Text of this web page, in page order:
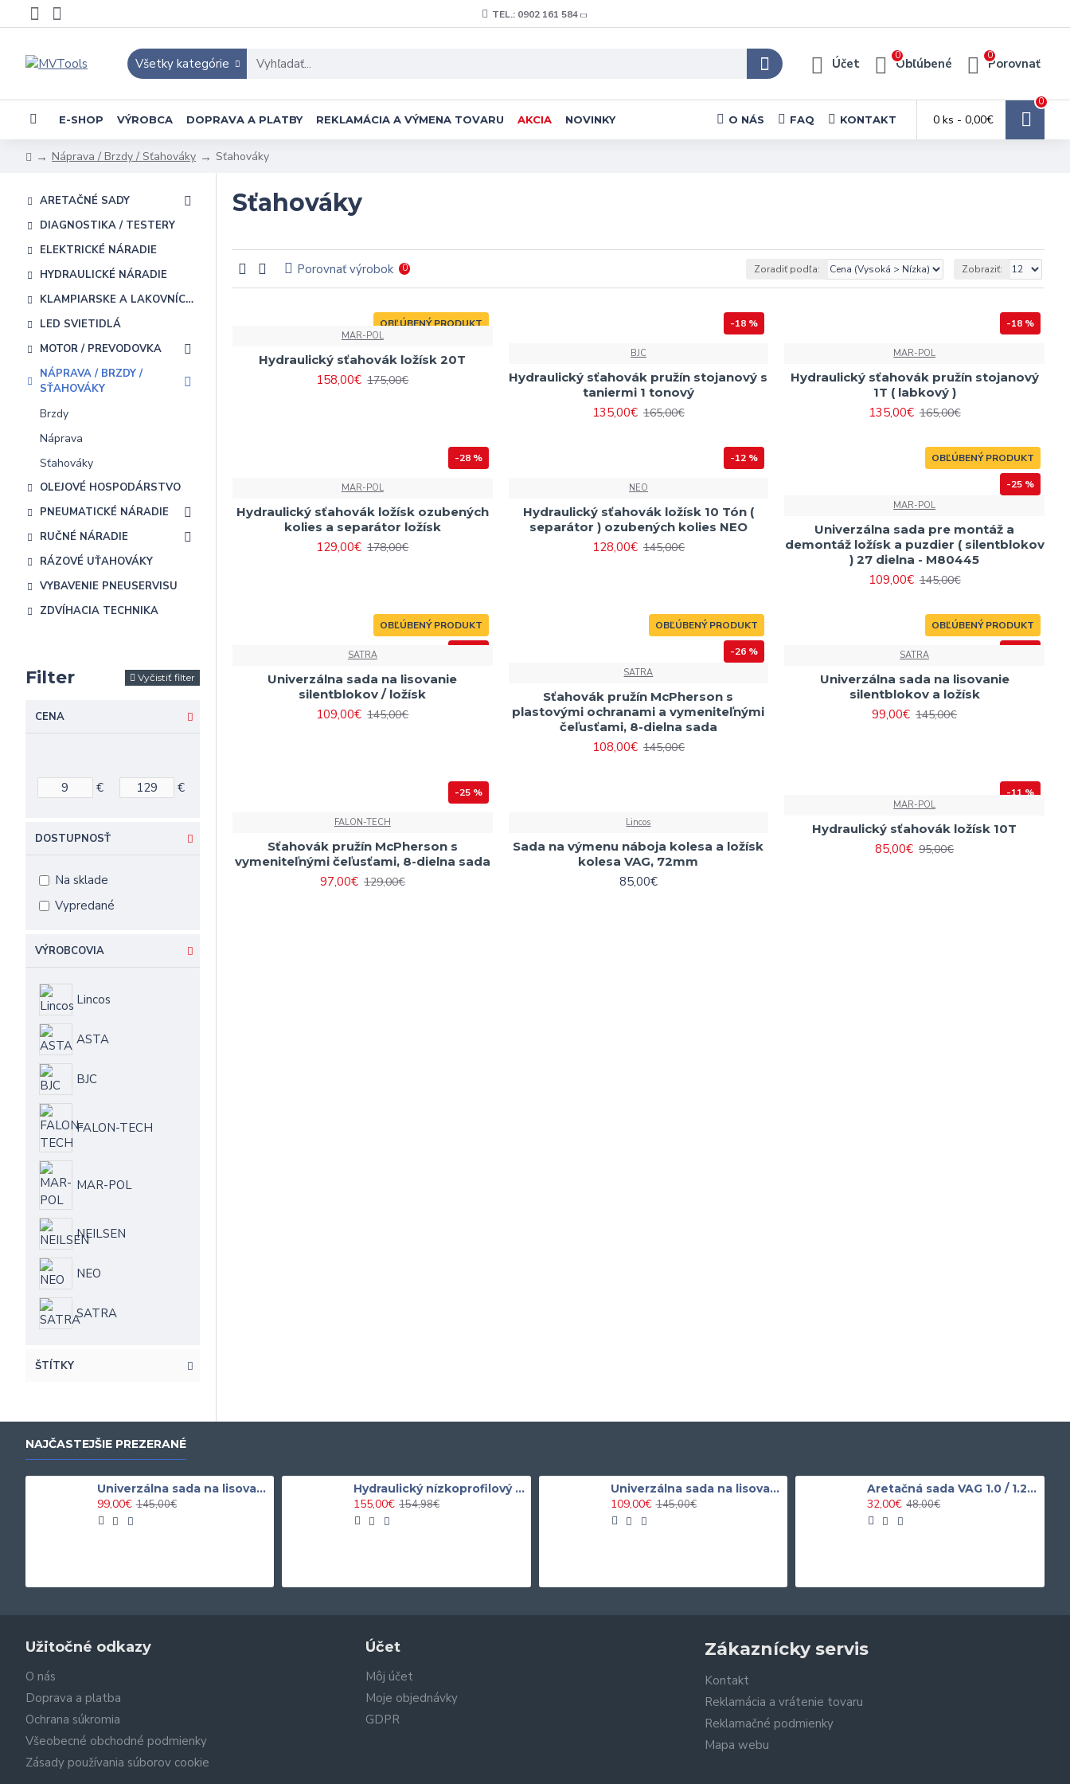
TEL.: 0902 161 584
Všetky kategórie Účet Obľúbené
0
Porovnať
0
E-SHOP VÝROBCA DOPRAVA A PLATBY REKLAMÁCIA A VÝMENA TOVARU AKCIA NOVINKY O NÁS FAQ KONTAKT 0 ks - 0,00€
0
Náprava / Brzdy / Sťahováky Sťahováky
ARETAČNÉ SADY
DIAGNOSTIKA / TESTERY
ELEKTRICKÉ NÁRADIE
HYDRAULICKÉ NÁRADIE
KLAMPIARSKE A LAKOVNÍCKE NÁRADIE
LED SVIETIDLÁ
MOTOR / PREVODOVKA
NÁPRAVA / BRZDY /
SŤAHOVÁKY
Brzdy
Náprava
Sťahováky
OLEJOVÉ HOSPODÁRSTVO
PNEUMATICKÉ NÁRADIE
RUČNÉ NÁRADIE
RÁZOVÉ UŤAHOVÁKY
VYBAVENIE PNEUSERVISU
ZDVÍHACIA TECHNIKA
Filter Vyčistiť filter
CENA
€ €
VÝROBCOVIA
Lincos
ASTA
BJC
FALON-TECH
MAR-POL
NEILSEN
NEO
SATRA
ŠTÍTKY
DOSTUPNOSŤ
Na sklade
Vypredané
Sťahováky
Porovnať výrobok 0 Zoradiť podľa: Zobraziť:
OBĽÚBENÝ PRODUKT
MAR-POL
Hydraulický sťahovák ložísk 20T
158,00€ 175,00€
-18 %
BJC
Hydraulický sťahovák pružín stojanový s
taniermi 1 tonový
135,00€ 165,00€
-18 %
MAR-POL
Hydraulický sťahovák pružín stojanový
1T ( labkový )
135,00€ 165,00€
-28 %
MAR-POL
Hydraulický sťahovák ložísk ozubených
kolies a separátor ložísk
129,00€ 178,00€
-12 %
NEO
Hydraulický sťahovák ložísk 10 Tón (
separátor ) ozubených kolies NEO
128,00€ 145,00€
OBĽÚBENÝ PRODUKT
-25 %
MAR-POL
Univerzálna sada pre montáž a
demontáž ložísk a puzdier ( silentblokov
) 27 dielna - M80445
109,00€ 145,00€
OBĽÚBENÝ PRODUKT
SATRA
Univerzálna sada na lisovanie
silentblokov / ložísk
109,00€ 145,00€
OBĽÚBENÝ PRODUKT
-26 %
SATRA
Sťahovák pružín McPherson s
plastovými ochranami a vymeniteľnými
čeľusťami, 8-dielna sada
108,00€ 145,00€
OBĽÚBENÝ PRODUKT
SATRA
Univerzálna sada na lisovanie
silentblokov a ložísk
99,00€ 145,00€
-25 %
FALON-TECH
Sťahovák pružín McPherson s
vymeniteľnými čeľusťami, 8-dielna sada
97,00€ 129,00€
Lincos
Sada na výmenu náboja kolesa a ložísk
kolesa VAG, 72mm
85,00€
-11 %
MAR-POL
Hydraulický sťahovák ložísk 10T
85,00€ 95,00€
NAJČASTEJŠIE PREZERANÉ
Univerzálna sada na lisovanie silentblokov a ložísk
99,00€ 145,00€
Hydraulický nízkoprofilový zdvihák 3 tonový BJC
155,00€ 154,98€
Univerzálna sada na lisovanie silentblokov / ložísk
109,00€ 145,00€
Aretačná sada VAG 1.0 / 1.2 / 1.4 TSI / TFSi VAG
32,00€ 48,00€
Užitočné odkazy
O nás
Doprava a platba
Ochrana súkromia
Všeobecné obchodné podmienky
Zásady používania súborov cookie
Účet
Môj účet
Moje objednávky
GDPR
Zákaznícky servis
Kontakt
Reklamácia a vrátenie tovaru
Reklamačné podmienky
Mapa webu